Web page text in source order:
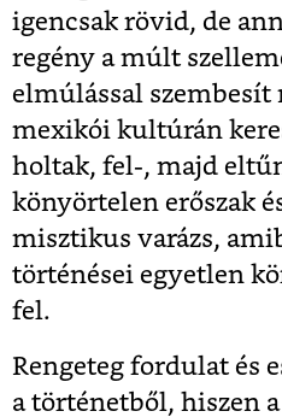
igencsak rövid, de
regény a múlt
elmúlással
mexikói kultúrán
holtak, fel-, majd
könyörtelen erőszak
misztikus varázs,
történései egyetlen
fel.
Rengeteg fordulat és
a történetből, hiszen